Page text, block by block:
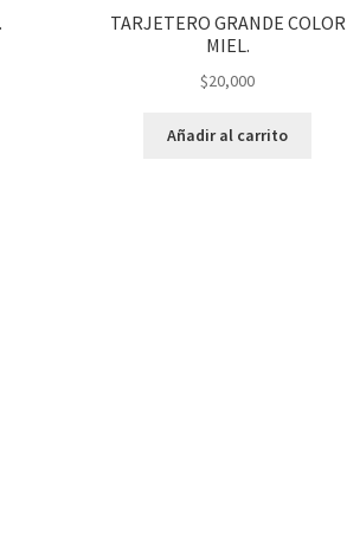
TARJETERO GRANDE COLOR
MIEL.
$20,000
Añadir al carrito